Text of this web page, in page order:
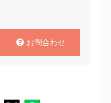
お問合わせ